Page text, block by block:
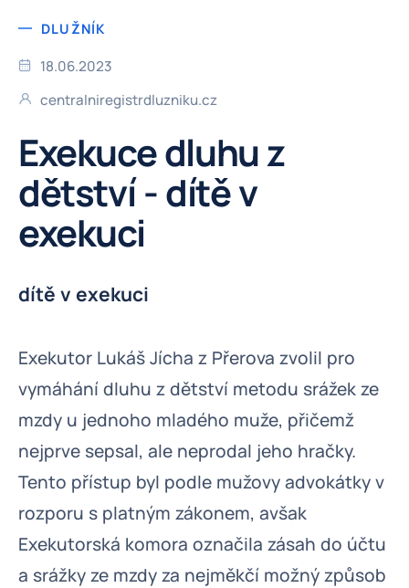
DLUŽNÍK
18.06.2023
centralniregistrdluzniku.cz
Exekuce dluhu z
dětství - dítě v
exekuci
dítě v exekuci
Exekutor Lukáš Jícha z Přerova zvolil pro
vymáhání dluhu z dětství metodu srážek ze
mzdy u jednoho mladého muže, přičemž
nejprve sepsal, ale neprodal jeho hračky.
Tento přístup byl podle mužovy advokátky v
rozporu s platným zákonem, avšak
Exekutorská komora označila zásah do účtu
a srážky ze mzdy za nejměkčí možný způsob